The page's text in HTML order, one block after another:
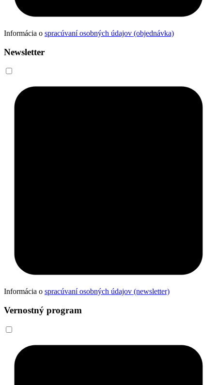
Informácia o spracúvaní osobných údajov (objednávka)
Newsletter
Informácia o spracúvaní osobných údajov (newsletter)
Vernostný program